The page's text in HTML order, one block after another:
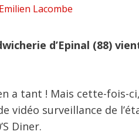
Emilien Lacombe
d’Epinal (88)
a tant ! Mais cette-fois-
vidéo surveillance de
Diner.